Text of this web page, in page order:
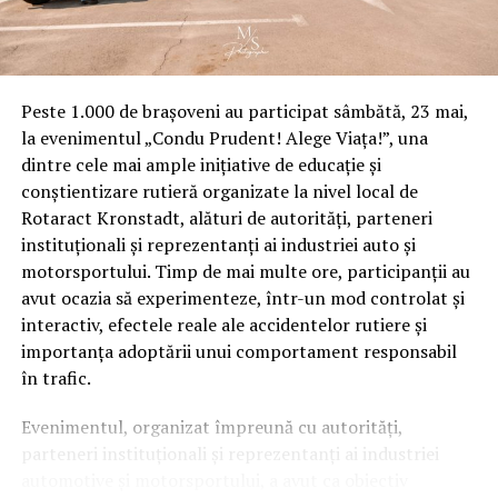
Cutiile poștale nu sunt utilizate numai pentru primirea
plicurilor importante sau orice alt tip de corespondență
scrisă, ci și pentru a putea primi diferite materiale
publicitare la care adesea suntem abonați. Broșuri,
reclame, pliante de la diverse restaurante, reviste sau
ziare, fiecare dintre acestea își va găsi locul într-o cutie
poștală și vor fi păstrate în siguranță.
Cutii poștale bloc – o modalitate
excelentă pentru primirea
scrisorilor
Peste 1.000 de brașoveni au participat sâmbătă, 23 mai,
la evenimentul „Condu Prudent! Alege Viața!”, una
dintre cele mai ample inițiative de educație și
conștientizare rutieră organizate la nivel local de
Rotaract Kronstadt, alături de autorități, parteneri
instituționali și reprezentanți ai industriei auto și
motorsportului. Timp de mai multe ore, participanții au
avut ocazia să experimenteze, într-un mod controlat și
interactiv, efectele reale ale accidentelor rutiere și
importanța adoptării unui comportament responsabil
în trafic.
Evenimentul, organizat împreună cu autorități,
parteneri instituționali și reprezentanți ai industriei